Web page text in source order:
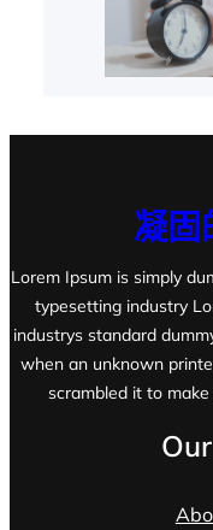
凝固
Lorem Ipsum is simply
typesetting industry
industrys standard
when an unknown
scrambled it to